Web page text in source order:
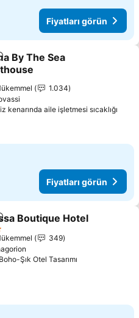
Fiyatları görün
ekle
By The Sea
1.034
kenarında aile işletmesi sıcaklığı
Fiyatları görün
ekle
Boutique Hotel
349
Şık Otel Tasarımı